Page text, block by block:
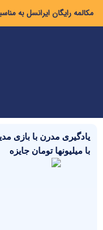
مکالمه رایگان ایرانسل به
یادگیری مدرن با بازی
با میلیونها تومان جایزه